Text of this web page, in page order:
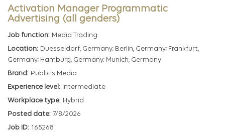
Activation Manager Programmatic
Advertising (all genders)
Media Trading
Duesseldorf, Germany; Berlin, Germany; Frankfurt,
Germany; Hamburg, Germany; Munich, Germany
Publicis Media
Intermediate
Hybrid
7/8/2026
165268